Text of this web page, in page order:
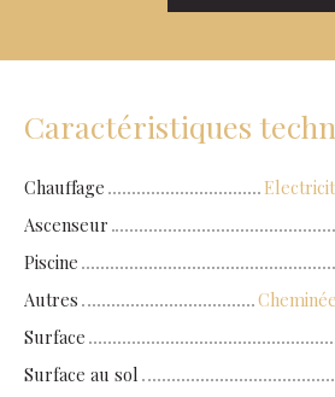
Caractéristiques
Chauffage
Ascenseur
Piscine
Autres
Surface
Surface au sol